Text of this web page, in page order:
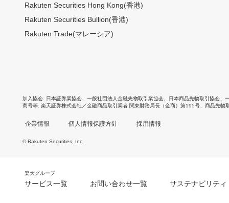
Rakuten Securities Hong Kong(香港)
Rakuten Securities Bullion(香港)
Rakuten Trade(マレーシア)
加入協会 日本証券業協会 一般社団法人金融先物取引業協会 日本商品先物取引協会
商号等 楽天証券株式会社／金融商品取引業者 関東財務局長（金商）第195号、商品先物
企業情報 個人情報保護方針 採用情報
© Rakuten Securities, Inc.
楽天グループ
サービス一覧 お問い合わせ一覧 サステナビリティ